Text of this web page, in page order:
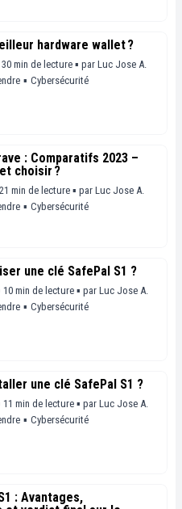
hardware wallet ?
min de lecture ▪ par Luc Jose A.
▪ Cybersécurité
: Comparatifs 2023 –
choisir ?
min de lecture ▪ par Luc Jose A.
▪ Cybersécurité
une clé SafePal S1 ?
min de lecture ▪ par Luc Jose A.
▪ Cybersécurité
une clé SafePal S1 ?
min de lecture ▪ par Luc Jose A.
▪ Cybersécurité
: Avantages,